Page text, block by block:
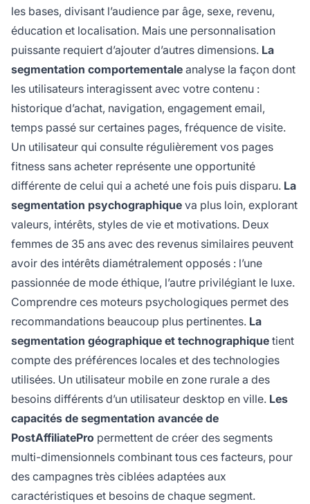
les bases, divisant l’audience par âge, sexe, revenu,
éducation et localisation. Mais une personnalisation
puissante requiert d’ajouter d’autres dimensions. La
segmentation comportementale analyse la façon dont
les utilisateurs interagissent avec votre contenu :
historique d’achat, navigation, engagement email,
temps passé sur certaines pages, fréquence de visite.
Un utilisateur qui consulte régulièrement vos pages
fitness sans acheter représente une opportunité
différente de celui qui a acheté une fois puis disparu. La
segmentation psychographique va plus loin, explorant
valeurs, intérêts, styles de vie et motivations. Deux
femmes de 35 ans avec des revenus similaires peuvent
avoir des intérêts diamétralement opposés : l’une
passionnée de mode éthique, l’autre privilégiant le luxe.
Comprendre ces moteurs psychologiques permet des
recommandations beaucoup plus pertinentes. La
segmentation géographique et technographique tient
compte des préférences locales et des technologies
utilisées. Un utilisateur mobile en zone rurale a des
besoins différents d’un utilisateur desktop en ville. Les
capacités de segmentation avancée de
PostAffiliatePro permettent de créer des segments
multi-dimensionnels combinant tous ces facteurs, pour
des campagnes très ciblées adaptées aux
caractéristiques et besoins de chaque segment.